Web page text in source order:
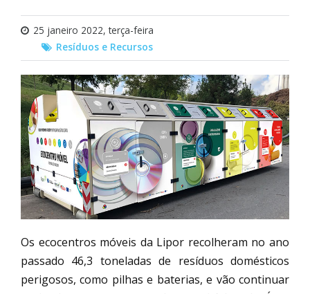
25 janeiro 2022, terça-feira
Resíduos e Recursos
Os ecocentros móveis da Lipor recolheram no ano
passado 46,3 toneladas de resíduos domésticos
perigosos, como pilhas e baterias, e vão continuar